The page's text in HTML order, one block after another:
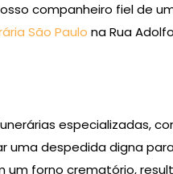
companheiro fiel de
São Paulo na Rua
especializadas,
despedida digna
forno crematório,